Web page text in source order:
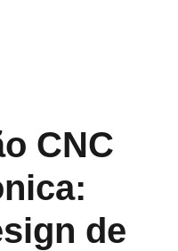
CNC
de